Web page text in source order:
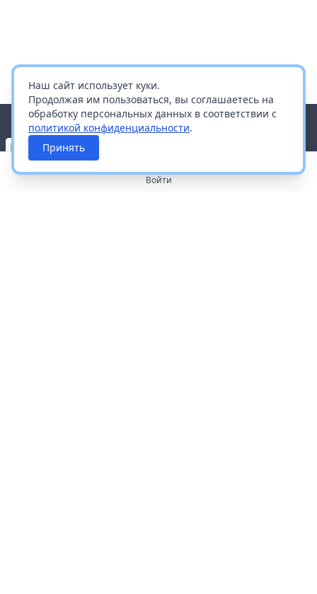
Наш сайт использует куки.
Продолжая им пользоваться, вы соглашаетесь на
обработку персональных данных в соответствии с
политикой конфиденциальности.
Принять
Войти